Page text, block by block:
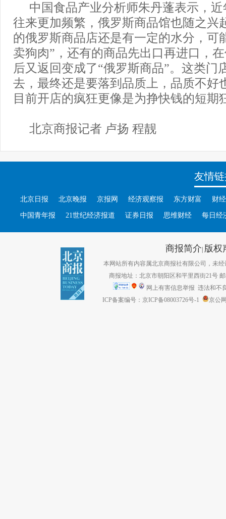
中国食品产业分析师朱丹蓬表示，
往来更加频繁，俄罗斯商品馆也随之兴
的俄罗斯商品店还是有一定的水分，可
卖狗肉”，还有的商品先出口再进口，
后又返回变成了“俄罗斯商品”。这类门
去，最终还是要落到品质上，品质不好
目前开店的疯狂更像是为挣快钱的短期
北京商报记者 卢扬 程靓
友情
北京日报 北京晚报 京报网 经济观察报 东方财富 财
中国青年报 21世纪经济报道 证券日报 思维财经 每日经
商报简介 版权
本网站所有内容属北京商报社有限公司，未经
商报地址：北京市朝阳区和平里西街21号
网上有害信息举报 违法和不
ICP备案编号：京ICP备08003726号-1
京公